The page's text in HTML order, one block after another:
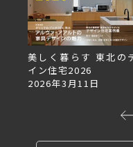
Replan宮城2026
2026年7月30日